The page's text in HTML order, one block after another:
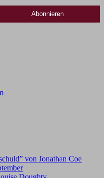
Abonnieren
von Jonathan Coe